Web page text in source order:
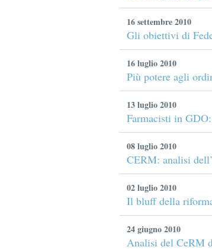
16 settembre 2010
Gli obiettivi di
16 luglio 2010
Più potere agli
13 luglio 2010
Farmacisti in
08 luglio 2010
CERM: analisi
02 luglio 2010
Il bluff della
24 giugno 2010
Analisi del CeRM